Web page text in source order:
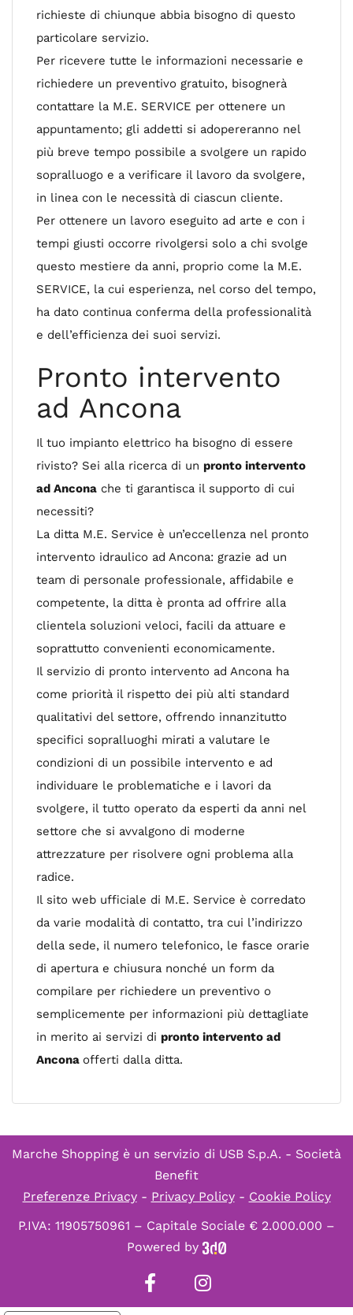
richieste di chiunque abbia bisogno di questo
particolare servizio.
Per ricevere tutte le informazioni necessarie e
richiedere un preventivo gratuito, bisognerà
contattare la M.E. SERVICE per ottenere un
appuntamento; gli addetti si adopereranno nel
più breve tempo possibile a svolgere un rapido
sopralluogo e a verificare il lavoro da svolgere,
in linea con le necessità di ciascun cliente.
Per ottenere un lavoro eseguito ad arte e con i
tempi giusti occorre rivolgersi solo a chi svolge
questo mestiere da anni, proprio come la M.E.
SERVICE, la cui esperienza, nel corso del tempo,
ha dato continua conferma della professionalità
e dell’efficienza dei suoi servizi.
Pronto intervento
ad Ancona
Il tuo impianto elettrico ha bisogno di essere
rivisto? Sei alla ricerca di un pronto intervento
ad Ancona che ti garantisca il supporto di cui
necessiti?
La ditta M.E. Service è un’eccellenza nel pronto
intervento idraulico ad Ancona: grazie ad un
team di personale professionale, affidabile e
competente, la ditta è pronta ad offrire alla
clientela soluzioni veloci, facili da attuare e
soprattutto convenienti economicamente.
Il servizio di pronto intervento ad Ancona ha
come priorità il rispetto dei più alti standard
qualitativi del settore, offrendo innanzitutto
specifici sopralluoghi mirati a valutare le
condizioni di un possibile intervento e ad
individuare le problematiche e i lavori da
svolgere, il tutto operato da esperti da anni nel
settore che si avvalgono di moderne
attrezzature per risolvere ogni problema alla
radice.
Il sito web ufficiale di M.E. Service è corredato
da varie modalità di contatto, tra cui l’indirizzo
della sede, il numero telefonico, le fasce orarie
di apertura e chiusura nonché un form da
compilare per richiedere un preventivo o
semplicemente per informazioni più dettagliate
in merito ai servizi di pronto intervento ad
Ancona offerti dalla ditta.
Marche Shopping è un servizio di USB S.p.A. - Società
Benefit
Preferenze Privacy- Privacy Policy- Cookie Policy
P.IVA: 11905750961 – Capitale Sociale € 2.000.000 –
Powered by